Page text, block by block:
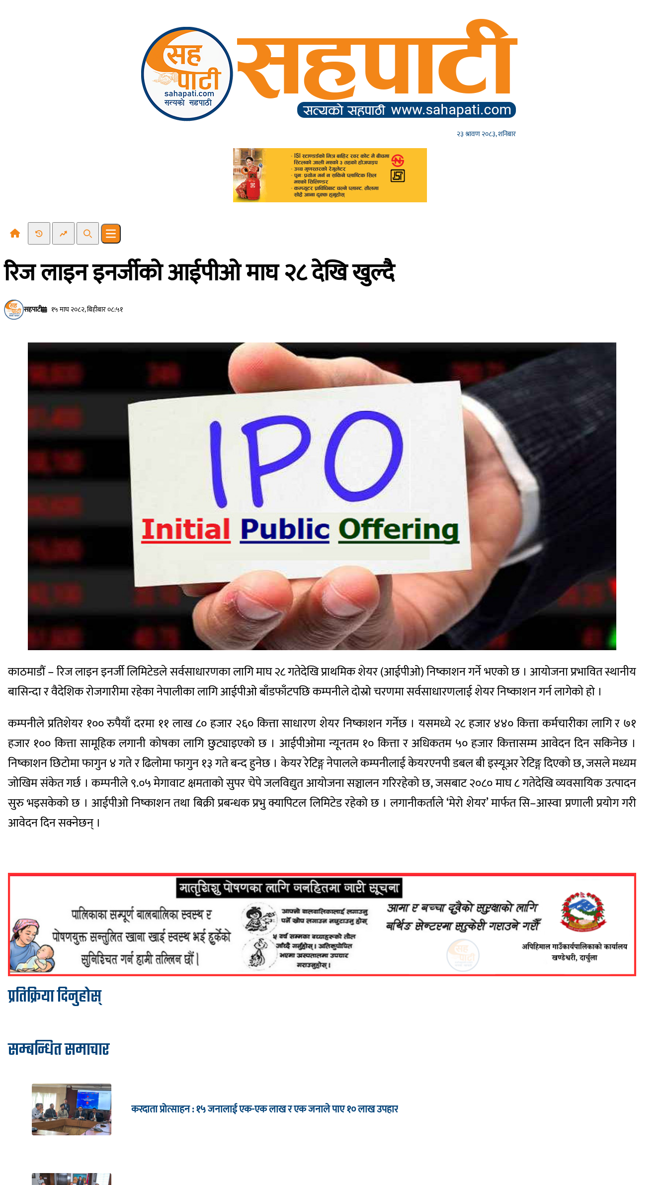
२३ श्रावण २०८३, शनिबार
Recent NewsTrending News
SearchOpen main menu
रिज लाइन इनर्जीको आईपीओ माघ २८ देखि खुल्दै
सहपाटी १५ माघ २०८२, बिहीबार ०८:५१
काठमाडौं – रिज लाइन इनर्जी लिमिटेडले सर्वसाधारणका लागि माघ २८ गतेदेखि प्राथमिक शेयर (आईपीओ) निष्काशन गर्ने भएको छ । आयोजना प्रभावित स्थानीय
बासिन्दा र वैदेशिक रोजगारीमा रहेका नेपालीका लागि आईपीओ बाँडफाँटपछि कम्पनीले दोस्रो चरणमा सर्वसाधारणलाई शेयर निष्काशन गर्न लागेको हो ।
कम्पनीले प्रतिशेयर १०० रुपैयाँ दरमा ११ लाख ८० हजार २६० कित्ता साधारण शेयर निष्काशन गर्नेछ । यसमध्ये २८ हजार ४४० कित्ता कर्मचारीका लागि र ७१
हजार १०० कित्ता सामूहिक लगानी कोषका लागि छुट्याइएको छ । आईपीओमा न्यूनतम १० कित्ता र अधिकतम ५० हजार कित्तासम्म आवेदन दिन सकिनेछ ।
निष्काशन छिटोमा फागुन ४ गते र ढिलोमा फागुन १३ गते बन्द हुनेछ । केयर रेटिङ्ग नेपालले कम्पनीलाई केयरएनपी डबल बी इस्यूअर रेटिङ्ग दिएको छ, जसले मध्यम
जोखिम संकेत गर्छ । कम्पनीले ९.०५ मेगावाट क्षमताको सुपर चेपे जलविद्युत आयोजना सञ्चालन गरिरहेको छ, जसबाट २०८० माघ ८ गतेदेखि व्यवसायिक उत्पादन
सुरु भइसकेको छ । आईपीओ निष्काशन तथा बिक्री प्रबन्धक प्रभु क्यापिटल लिमिटेड रहेको छ । लगानीकर्ताले ‘मेरो शेयर’ मार्फत सि–आस्वा प्रणाली प्रयोग गरी
आवेदन दिन सक्नेछन् ।
प्रतिक्रिया दिनुहोस्
सम्बन्धित समाचार
करदाता प्रोत्साहन : १५ जनालाई एक-एक लाख र एक जनाले पाए १० लाख उपहार